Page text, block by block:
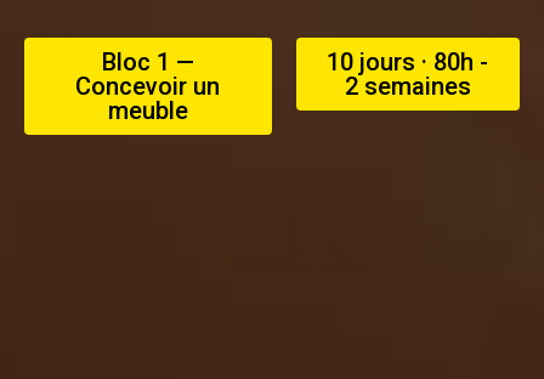
Bloc 1 —
Concevoir un
meuble
10 jours · 80h -
2 semaines